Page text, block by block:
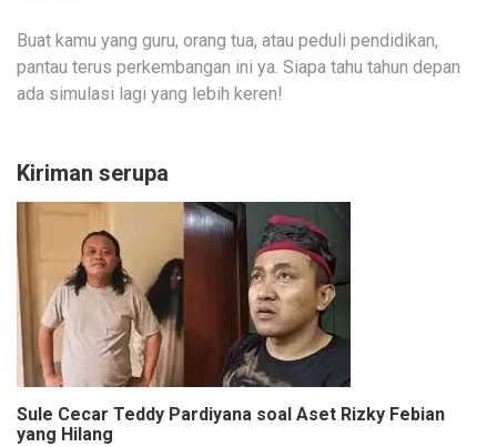
Buat kamu yang guru, orang tua, atau peduli pendidikan,
pantau terus perkembangan ini ya. Siapa tahu tahun depan
ada simulasi lagi yang lebih keren!
Kiriman serupa
Sule Cecar Teddy Pardiyana soal Aset Rizky Febian
yang Hilang